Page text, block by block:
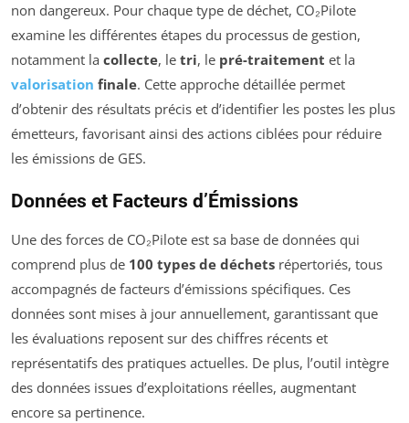
non dangereux. Pour chaque type de déchet, CO₂Pilote
examine les différentes étapes du processus de gestion,
notamment la collecte, le tri, le pré-traitement et la
valorisation finale. Cette approche détaillée permet
d’obtenir des résultats précis et d’identifier les postes les plus
émetteurs, favorisant ainsi des actions ciblées pour réduire
les émissions de GES.
Données et Facteurs d’Émissions
Une des forces de CO₂Pilote est sa base de données qui
comprend plus de 100 types de déchets répertoriés, tous
accompagnés de facteurs d’émissions spécifiques. Ces
données sont mises à jour annuellement, garantissant que
les évaluations reposent sur des chiffres récents et
représentatifs des pratiques actuelles. De plus, l’outil intègre
des données issues d’exploitations réelles, augmentant
encore sa pertinence.